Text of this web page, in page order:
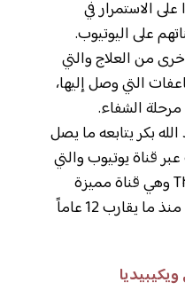
الاستمرار في
على اليوتيوب.
من العلاج والتي
التي وصل إليها،
الشفاء.
بكر يتابعه ما يصل
عبر قناة يوتيوب والتي
اسمها TheSaudiReporters وهي قناة مميزة
يمكنك متابعتها والتي بدأت منذ ما يقارب 12 عاماً